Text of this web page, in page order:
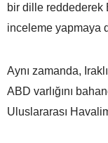
bir dille reddederek
inceleme yapmaya
Aynı zamanda,
ABD varlığını
Uluslararası